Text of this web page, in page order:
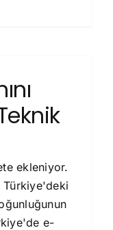
ekleniyor.
Türkiye'deki
e-